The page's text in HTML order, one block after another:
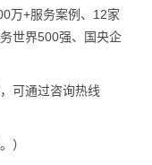
万+服务案例、12家
世界500强、国央企
可通过咨询热线
）